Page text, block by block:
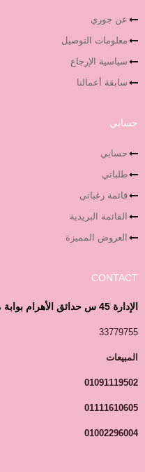
عن جوري
معلومات التوصيل
سياسية الإرجاع
سابقة أعمالنا
حسابي
حسابي
طلباتي
قائمة رغباتي
القائمة البريدية
العروض المميزة
CONTACT
الإدارة 45 س حدائق الأهرام بوابة منقرع
33779755
المبيعات
01091119502
01111610605
01002296004